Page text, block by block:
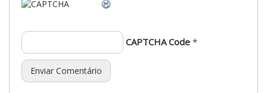
CAPTCHA Code *